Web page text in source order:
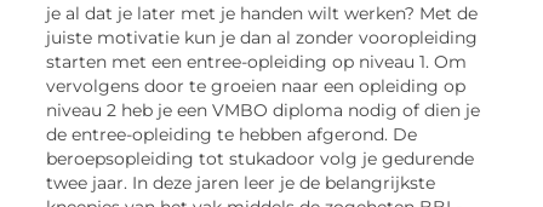
je al dat je later met je handen wilt werken? Met de
juiste motivatie kun je dan al zonder vooropleiding
starten met een entree-opleiding op niveau 1. Om
vervolgens door te groeien naar een opleiding op
niveau 2 heb je een VMBO diploma nodig of dien je
de entree-opleiding te hebben afgerond. De
beroepsopleiding tot stukadoor volg je gedurende
twee jaar. In deze jaren leer je de belangrijkste